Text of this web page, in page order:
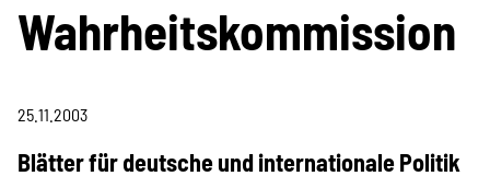
Veranstaltungen
Publikationen
Wahrheitskommission
25.11.2003
Blätter für deutsche und internationale Politik